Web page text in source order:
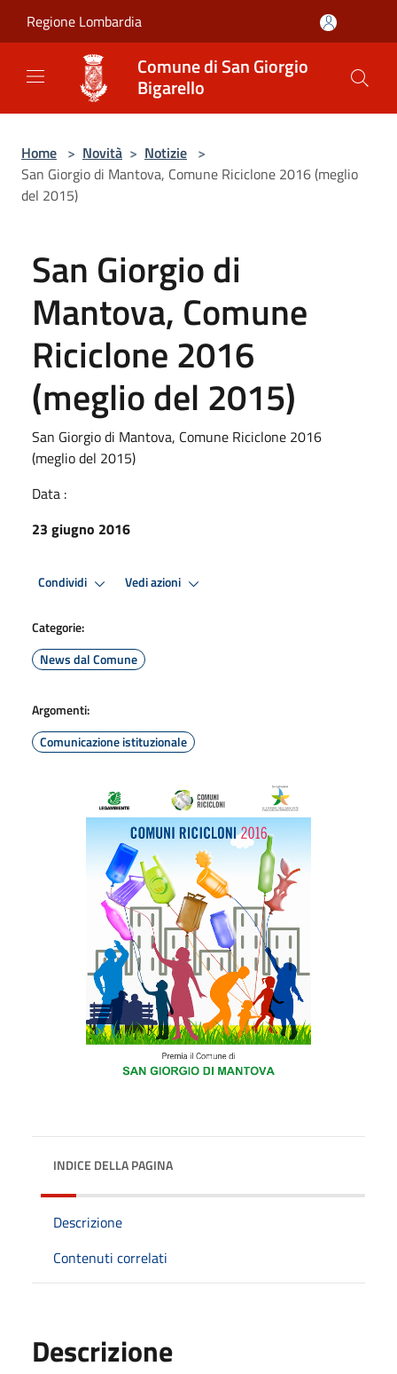
Regione Lombardia
Comune di San Giorgio
Bigarello
Home > Novità > Notizie >
San Giorgio di Mantova, Comune Riciclone 2016 (meglio
del 2015)
San Giorgio di
Mantova, Comune
Riciclone 2016
(meglio del 2015)
San Giorgio di Mantova, Comune Riciclone 2016
(meglio del 2015)
Data :
23 giugno 2016
Condividi Vedi azioni
Categorie:
News dal Comune
Argomenti:
Comunicazione istituzionale
INDICE DELLA PAGINA
Descrizione
Contenuti correlati
Descrizione